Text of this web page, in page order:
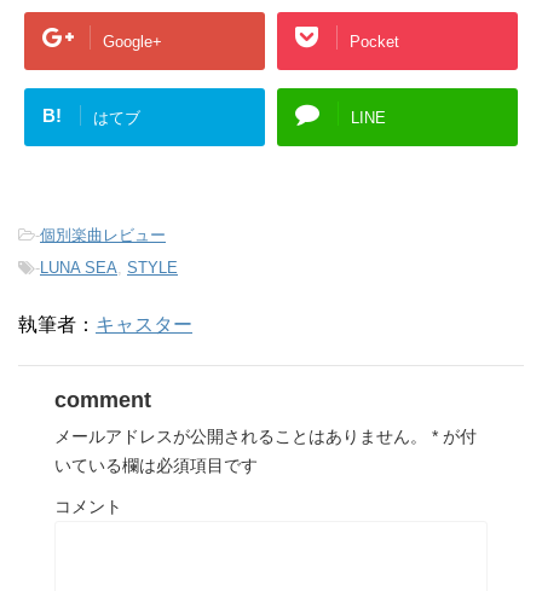
Google+ Pocket
B! はてブ LINE
-個別楽曲レビュー
-LUNA SEA, STYLE
執筆者： キャスター
comment
メールアドレスが公開されることはありません。 * が付
いている欄は必須項目です
コメント